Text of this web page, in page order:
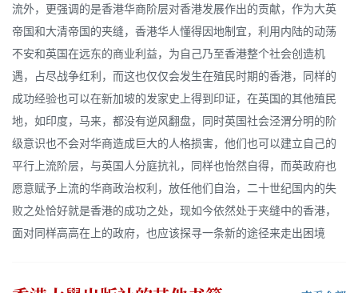
流外，更强调的是香港华商阶层对香港发展作出的贡献，作为大英
帝国和大清帝国的夹缝，香港华人懂得因地制宜，利用内陆的动荡
不安和英国在远东的商业利益，为自己乃至香港整个社会创造机
遇，占尽战争红利，而这也仅仅会发生在殖民时期的香港，同样的
成功经验也可以在新加坡的发家史上得到印证，在英国的其他殖民
地，如印度，马来，都没有逆风翻盘，同时英国社会泾渭分明的阶
级意识也不会对华商造成巨大的人格损害，他们也可以建立自己的
平行上流阶层，与英国人分庭抗礼，同样也怡然自得，而英政府也
愿意赋予上流的华商政治权利，放任他们自治，二十世纪国内的失
败之处恰好就是香港的成功之处，现如今依然处于夹缝中的香港，
面对同样高高在上的政府，也应该探寻一条新的途径来走出困境